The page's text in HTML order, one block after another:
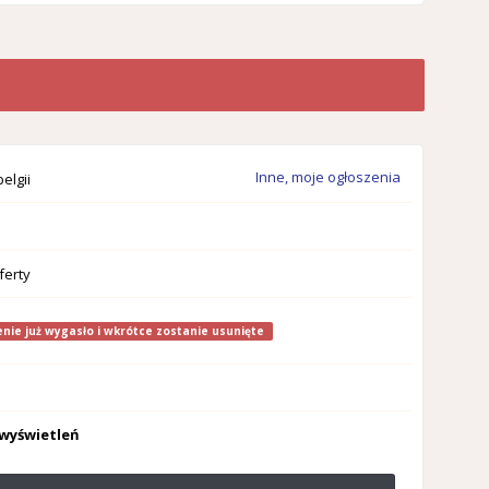
Inne, moje ogłoszenia
już wygasło i wkrótce zostanie usunięte